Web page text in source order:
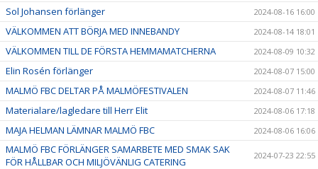
Sol Johansen förlänger 2024-08-16 16:00
VÄLKOMMEN ATT BÖRJA MED INNEBANDY 2024-08-14 18:01
VÄLKOMMEN TILL DE FÖRSTA HEMMAMATCHERNA 2024-08-09 10:32
Elin Rosén förlänger 2024-08-07 15:00
MALMÖ FBC DELTAR PÅ MALMÖFESTIVALEN 2024-08-07 11:46
Materialare/lagledare till Herr Elit 2024-08-06 17:18
MAJA HELMAN LÄMNAR MALMÖ FBC 2024-08-06 16:06
MALMÖ FBC FÖRLÄNGER SAMARBETE MED SMAK SAK
FÖR HÅLLBAR OCH MILJÖVÄNLIG CATERING
2024-07-23 22:55